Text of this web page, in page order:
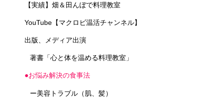
【実績】畑＆田んぼで料理教室
YouTube【マクロビ温活チャンネル】
出版、メディア出演
著書「心と体を温める料理教室」
●お悩み解決の食事法
ー美容トラブル（肌、髪）